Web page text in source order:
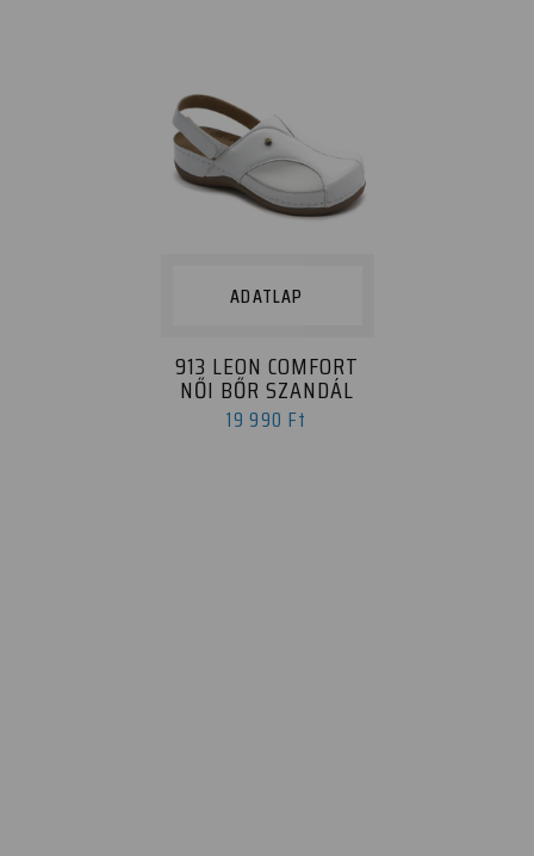
ADATLAP
913 LEON COMFORT
NŐI BŐR SZANDÁL
19 990 Ft